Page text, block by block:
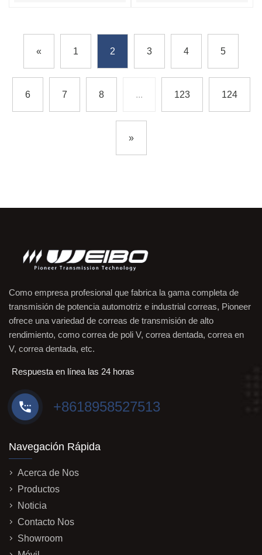
« 1 2 3 4 5
6 7 8 ... 123 124
»
Como empresa profesional que fabrica la gama completa de
transmisión de potencia automotriz e industrial correas, Pioneer
ofrece una variedad de correas de transmisión de alto
rendimiento, como correa de poli V, correa dentada, correa en
V, correa dentada, etc.
Respuesta en línea las 24 horas
+8618958527513
Navegación Rápida
Acerca de Nos
Productos
Noticia
Contacto Nos
Showroom